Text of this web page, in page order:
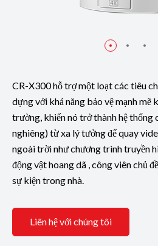
CR-X300 hỗ trợ một loạt các tiêu
dựng với khả năng bảo vệ mạnh mẽ
trường, khiến nó trở thành hệ
nghiêng) từ xa lý tưởng để quay
ngoài trời như chương trình truyền
động vật hoang dã , công viên chủ
sự kiện trong nhà.
Liên hệ với chúng tôi